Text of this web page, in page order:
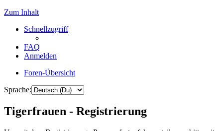
Zum Inhalt
Schnellzugriff
FAQ
Anmelden
Foren-Übersicht
Sprache:
Tigerfrauen - Registrierung